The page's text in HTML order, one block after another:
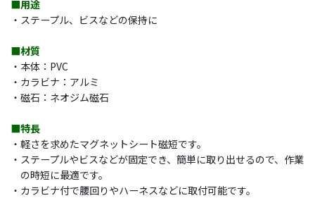
■用途
・ステープル、ビスなどの保持に
■材質
・本体：PVC
・カラビナ：アルミ
・磁石：ネオジム磁石
■特長
・軽さを求めたマグネットシート磁短です。
・ステープルやビスなどが固定でき、簡単に取り出せるので、作業
の時短に最適です。
・カラビナ付で腰回りやハーネスなどに取付可能です。